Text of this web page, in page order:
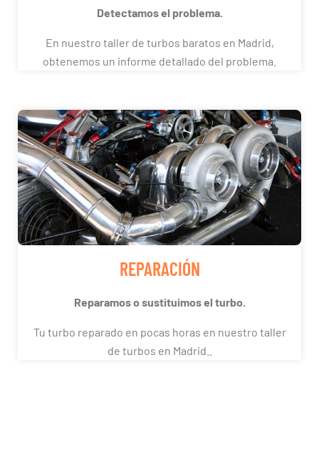
Detectamos el problema.
En nuestro taller de turbos baratos en Madrid,
obtenemos un informe detallado del problema.
REPARACIÓN
Reparamos o sustituimos el turbo.
Tu turbo reparado en pocas horas en nuestro taller
de turbos en Madrid..